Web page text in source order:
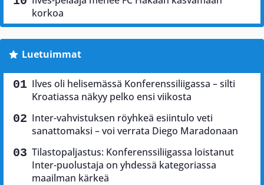
korkoa
Luetuimmat
Ilves oli helisemässä Konferenssiliigassa – silti
Kroatiassa näkyy pelko ensi viikosta
Inter-vahvistuksen röyhkeä esiintulo veti
sanattomaksi – voi verrata Diego Maradonaan
Tilastopaljastus: Konferenssiliigassa loistanut
Inter-puolustaja on yhdessä kategoriassa
maailman kärkeä